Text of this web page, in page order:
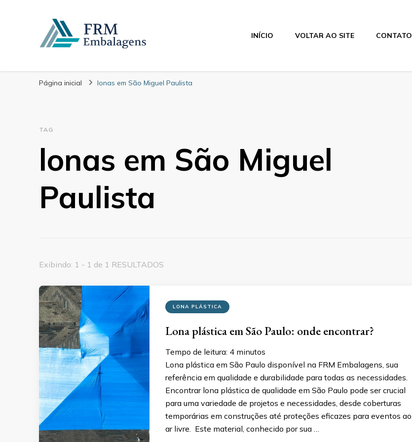
FRM Embalagens
INÍCIO VOLTAR AO SITE CONTATO
Página inicial lonas em São Miguel Paulista
TAG
lonas em São Miguel
Paulista
Exibindo: 1 - 1 de 1 RESULTADOS
LONA PLÁSTICA
Lona plástica em São Paulo: onde encontrar?
Tempo de leitura: 4 minutos
Lona plástica em São Paulo disponível na FRM Embalagens, sua
referência em qualidade e durabilidade para todas as necessidades.
Encontrar lona plástica de qualidade em São Paulo pode ser crucial
para uma variedade de projetos e necessidades, desde coberturas
temporárias em construções até proteções eficazes para eventos ao
ar livre. Este material, conhecido por sua …